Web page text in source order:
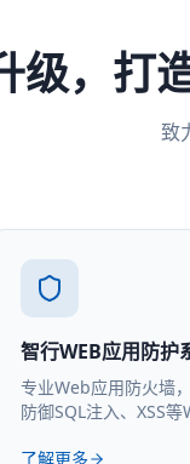
级，打
致
智行WEB应用防护
专业Web应用防火墙
防御SQL注入、XSS等
了解更多